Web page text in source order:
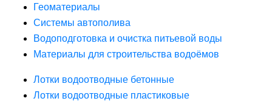
Геоматериалы
Системы автополива
Водоподготовка и очистка питьевой воды
Материалы для строительства водоёмов
Лотки водоотводные бетонные
Лотки водоотводные пластиковые